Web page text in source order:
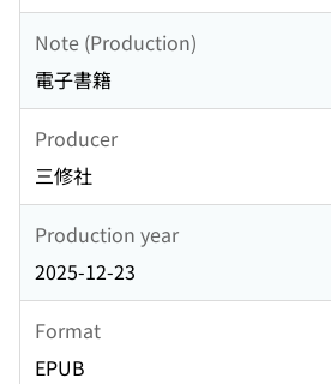
Note (Production)
電子書籍
Producer
三修社
Production year
2025-12-23
Format
EPUB